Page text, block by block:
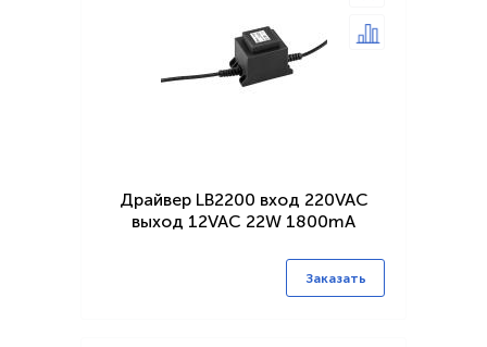
Драйвер LB2200 вход 220VAC
выход 12VAC 22W 1800mA
Заказать